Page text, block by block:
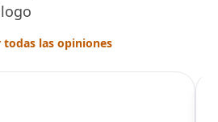
todas las opiniones